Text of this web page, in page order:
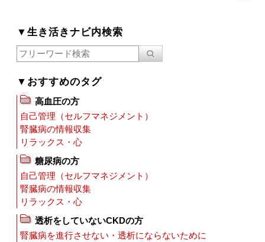
▼生き活きナビ内検索
▼おすすめのタグ
高血圧の方
自己管理（セルフマネジメント）
腎臓病の情報収集
リラックス・心
糖尿病の方
自己管理（セルフマネジメント）
腎臓病の情報収集
リラックス・心
透析をしていないCKDの方
腎臓病を進行させない・透析にならないために